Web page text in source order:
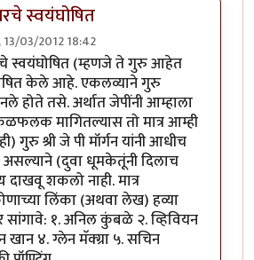
स्वयंघोषित
03/2012 18:42
द्रविड बद्द्ल पण लिहाbyपक पक पक
स्वयंघोषित (म्हणजे ते गुरु आहेत
केले आहे. एकलव्याने गुरु
होते तसे. अर्थात जेपींनी आम्हाला
मागितल्यास तो मात्र आम्ही
गुरु श्री जे पी मॉर्गन यांनी आधीच
(दुवा धूमकेतूंनी दिलाच
शकलो नाही. मात्र
लिंका (अथवा लेख) हव्या
१. अनिल कुंबळे २. व्हिवियन
खान ४. ग्लेन मॅक्ग्रा ५. सचिन